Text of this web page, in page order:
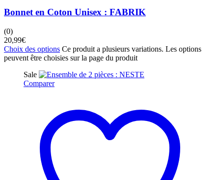
Bonnet en Coton Unisex : FABRIK
(0)
20,99€
Choix des options Ce produit a plusieurs variations. Les options
peuvent être choisies sur la page du produit
Sale
Comparer